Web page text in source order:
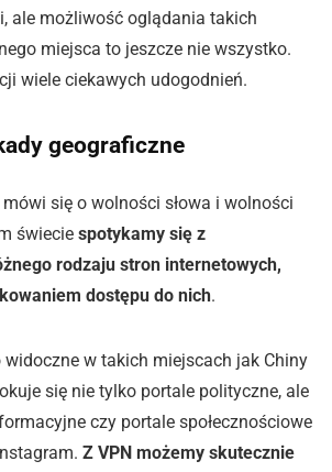
ale możliwość oglądania takich
miejsca to jeszcze nie wszystko.
wiele ciekawych udogodnień.
geograficzne
się o wolności słowa i wolności
świecie spotykamy się z
rodzaju stron internetowych,
dostępu do nich.
widoczne w takich miejscach jak Chiny
się nie tylko portale polityczne, ale
czy portale społecznościowe
Z VPN możemy skutecznie